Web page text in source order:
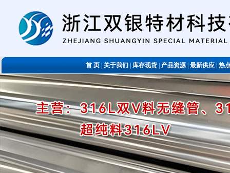
首 页关于我们库存现货|产品资源|最新供应|热